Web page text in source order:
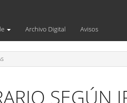
Archivo Digital Avisos
SEGÚN